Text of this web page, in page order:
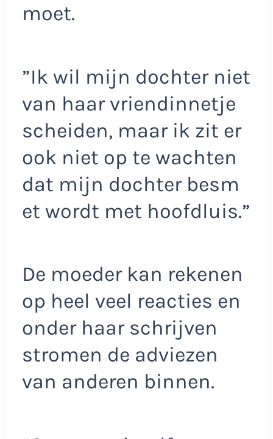
moet.
”Ik wil mijn dochter niet
van haar vriendinnetje
scheiden, maar ik zit er
ook niet op te wachten
dat mijn dochter besm
et wordt met hoofdluis.”
De moeder kan rekenen
op heel veel reacties en
onder haar schrijven
stromen de adviezen
van anderen binnen.